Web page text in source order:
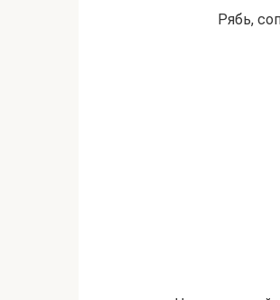
Рябь,